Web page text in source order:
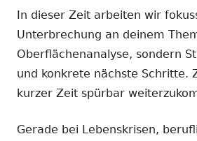
In dieser Zeit arbeiten wir
Unterbrechung an deinem
Oberflächenanalyse, sondern
und konkrete nächste Schritte.
kurzer Zeit spürbar
Gerade bei Lebenskrisen,